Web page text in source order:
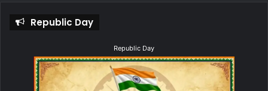
Republic Day
Republic Day